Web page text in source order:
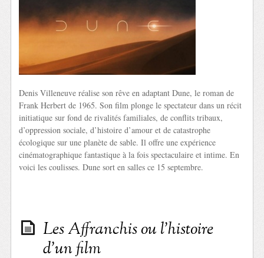
Denis Villeneuve réalise son rêve en adaptant Dune, le roman de
Frank Herbert de 1965. Son film plonge le spectateur dans un récit
initiatique sur fond de rivalités familiales, de conflits tribaux,
d’oppression sociale, d’histoire d’amour et de catastrophe
écologique sur une planète de sable. Il offre une expérience
cinématographique fantastique à la fois spectaculaire et intime. En
voici les coulisses. Dune sort en salles ce 15 septembre.
Les Affranchis ou l’histoire
d’un film